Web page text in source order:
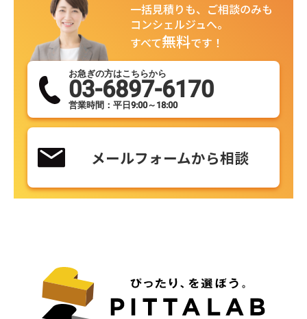
一括見積りも、ご相談のみも
コンシェルジュへ。
すべて無料です！
お急ぎの方はこちらから
03-6897-6170
営業時間：平日9:00～18:00
メールフォームから相談